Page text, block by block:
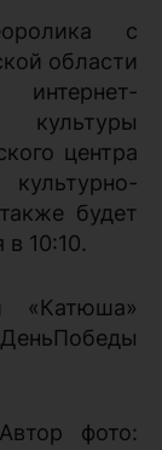
с
области
культуры
центра
будет
10:10.
«Катюша»
фото: